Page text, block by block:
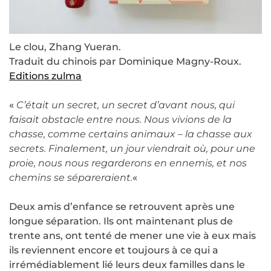
Le clou, Zhang Yueran.
Traduit du chinois par Dominique Magny-Roux.
Editions zulma
« C’était un secret, un secret d’avant nous, qui
faisait obstacle entre nous. Nous vivions de la
chasse, comme certains animaux – la chasse aux
secrets. Finalement, un jour viendrait où, pour une
proie, nous nous regarderons en ennemis, et nos
chemins se sépareraient.«
Deux amis d’enfance se retrouvent après une
longue séparation. Ils ont maintenant plus de
trente ans, ont tenté de mener une vie à eux mais
ils reviennent encore et toujours à ce qui a
irrémédiablement lié leurs deux familles dans le